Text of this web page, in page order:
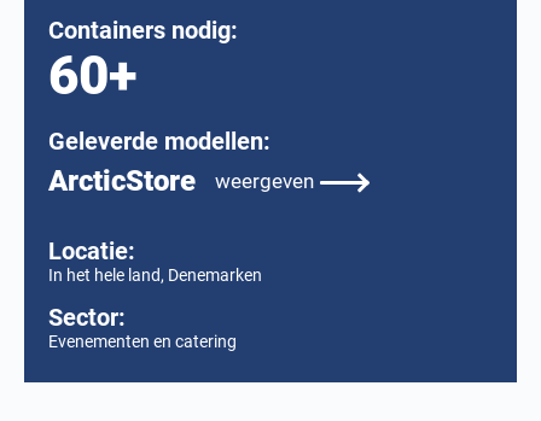
Containers nodig:
60+
Geleverde modellen:
ArcticStore weergeven
Locatie:
In het hele land, Denemarken
Sector:
Evenementen en catering